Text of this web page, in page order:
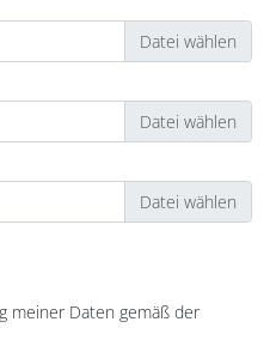
meiner Daten gemäß der